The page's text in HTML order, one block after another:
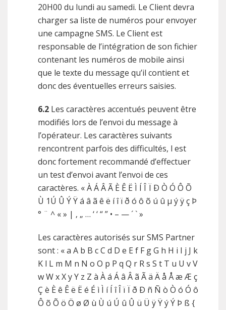
20H00 du lundi au samedi. Le Client devra
charger sa liste de numéros pour envoyer
une campagne SMS. Le Client est
responsable de l’intégration de son fichier
contenant les numéros de mobile ainsi
que le texte du message qu’il contient et
donc des éventuelles erreurs saisies.
6.2 Les caractères accentués peuvent être
modifiés lors de l’envoi du message à
l’opérateur. Les caractères suivants
rencontrent parfois des difficultés, l est
donc fortement recommandé d’effectuer
un test d’envoi avant l’envoi de ces
caractères. « À Á Â Ã È Ê Ë Ì Í Î Ï Ð Ò Ó Ô Õ
Ù 1Ú Û Ý Ÿ á â ã ê ë í î ï ð ó ô õ ú û µ ý ÿ ç Þ
° ¨ ^ « » | ‚ „ … ‘ ‘ “ ” • – — ´ ` »
Les caractères autorisés sur SMS Partner
sont : « a A b B c C d D e E f F g G h H i I j J k
K l L m M n N o O p P q Q r R s S t T u U v V
w W x X y Y z Z à À á Á â Â ã Ã ä Ä å Å æ Æ ç
Ç è È ê Ê ë Ë é É ì Ì í Í î Î ï Ï ð Ð ñ Ñ ò Ò ó Ó ô
Ô õ Õ ö Ö ø Ø ù Ù ú Ú û Û ü Ü ÿ Ÿ ý Ý Þ ß {